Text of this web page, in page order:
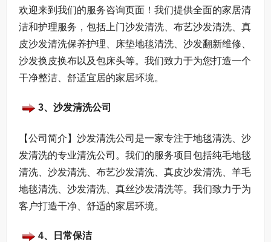
欢迎来到我们的服务咨询页面！我们提供全面的家居清
洁和护理服务，包括上门沙发清洗、布艺沙发清洗、真
皮沙发清洗保养护理、床垫地毯清洗、沙发翻新维修、
沙发换皮换布以及包床头等。我们致力于为您打造一个
干净整洁、舒适宜居的家居环境。
3、沙发清洗公司
【公司简介】沙发清洗公司是一家专注于地毯清洗、沙
发清洗的专业清洗公司。我们的服务项目包括纯毛地毯
清洗、沙发清洗、布艺沙发清洗、真皮沙发清洗、羊毛
地毯清洗、沙发清洗、真丝沙发清洗等。我们致力于为
客户打造干净、舒适的家居环境。
4、日常保洁